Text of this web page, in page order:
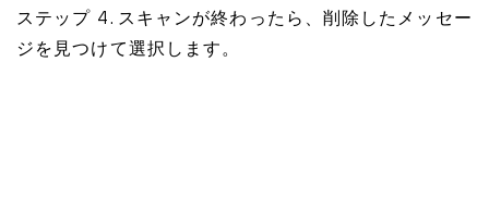
ステップ 4. スキャンが終わったら、削除したメッセー
ジを見つけて選択します。